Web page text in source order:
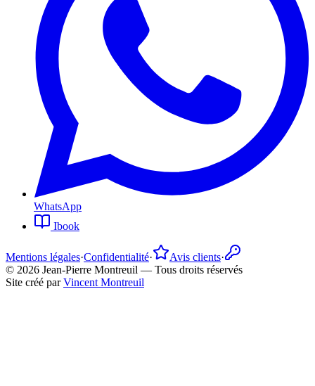
WhatsApp
Ibook
Mentions légales·Confidentialité· Avis clients·
© 2026 Jean-Pierre Montreuil — Tous droits réservés
Site créé par Vincent Montreuil